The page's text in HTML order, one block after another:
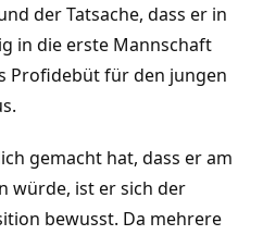
der Tatsache, dass er in
in die erste Mannschaft
Profidebüt für den jungen
gemacht hat, dass er am
würde, ist er sich der
bewusst. Da mehrere